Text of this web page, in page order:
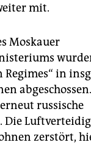
mit.
Moskauer
Regimes“ in
russische
zerstört,